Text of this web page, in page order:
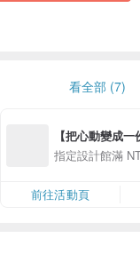
看全部 (7)
【把心動變成
精選品牌全館滿
指定設計館滿
前往活動頁